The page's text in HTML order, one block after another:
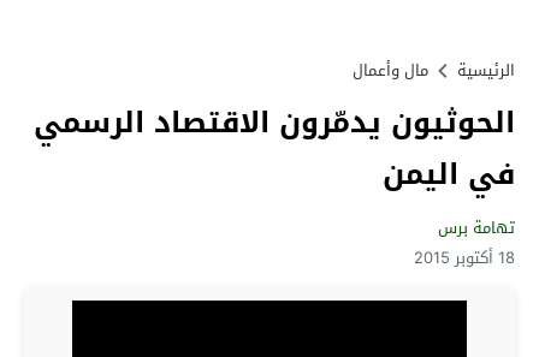
الرئيسية مال وأعمال
الحوثيون يدمّرون الاقتصاد الرسمي
في اليمن
تهامة برس
18 أكتوبر 2015